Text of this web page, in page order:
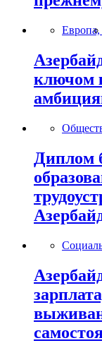
Европа,
ключом
Диплом